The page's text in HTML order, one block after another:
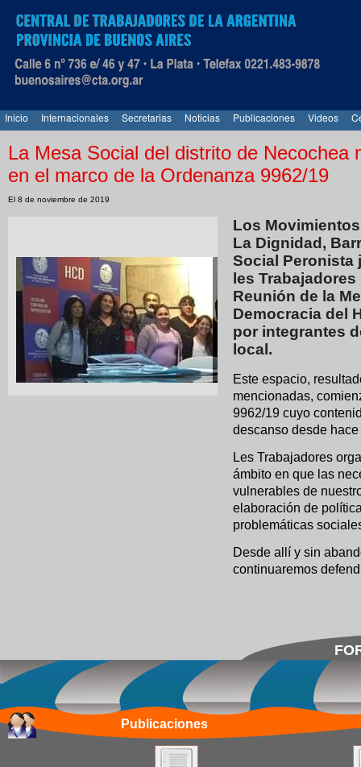
Inicio Internacionales Secretarias Noticias Publicaciones Videos
La Mesa Social del distrito de Necochea
en el marco de la Ordenanza 9962/19
El 8 de noviembre de 2019
Los
La Dignidad,
Social Peronista
les
Reunión de la
Democracia del
por integrantes
local.
Este espacio,
mencionadas,
9962/19 cuyo
descanso desde
Les Trabajadores
ámbito en que las
vulnerables de
elaboración de
problemáticas
Desde allí y sin
continuaremos
Publicaciones